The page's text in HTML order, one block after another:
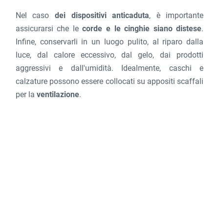
Nel caso dei dispositivi anticaduta, è importante
assicurarsi che lecorde e le cinghie siano distese.
Infine, conservarli in un luogo pulito, al riparo dalla
luce, dal calore eccessivo, dal gelo, dai prodotti
aggressivi e dall'umidità. Idealmente, caschi e
calzature possono essere collocati su appositi scaffali
per la ventilazione.